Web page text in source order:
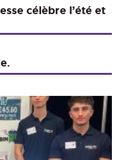
célèbre l’été et